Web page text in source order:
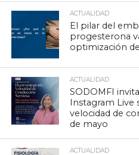
ACTUALIDAD
El pilar del
progesterona
optimización
ACTUALIDAD
SODOMFI
Instagram Live
velocidad de
de mayo
ACTUALIDAD